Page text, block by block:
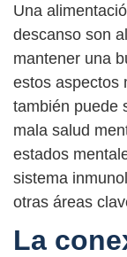
Una
descanso son
mantener una
estos aspectos
también puede
mala salud
estados
sistema
otras áreas
La